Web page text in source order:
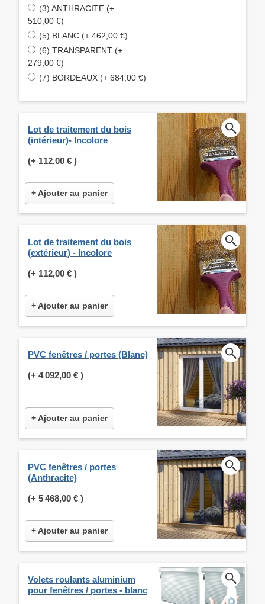
(3) ANTHRACITE (+
510,00 €)
(5) BLANC (+ 462,00 €)
(6) TRANSPARENT (+
279,00 €)
(7) BORDEAUX (+ 684,00 €)
Lot de traitement du bois
(intérieur)- Incolore
(+ 112,00 € )
+ Ajouter au panier
Lot de traitement du bois
(extérieur) - Incolore
(+ 112,00 € )
+ Ajouter au panier
PVC fenêtres / portes (Blanc)
(+ 4 092,00 € )
+ Ajouter au panier
PVC fenêtres / portes
(Anthracite)
(+ 5 468,00 € )
+ Ajouter au panier
Volets roulants aluminium
pour fenêtres / portes - blanc